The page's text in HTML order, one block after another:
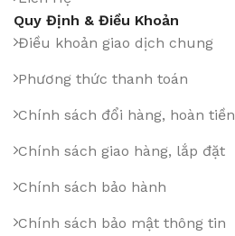
Quy Định & Điều Khoản
Điều khoản giao dịch chung
Phương thức thanh toán
Chính sách đổi hàng, hoàn tiền
Chính sách giao hàng, lắp đặt
Chính sách bảo hành
Chính sách bảo mật thông tin